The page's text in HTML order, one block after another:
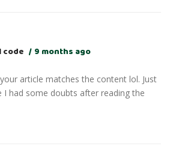
9 months ago
article matches the content lol. Just
I had some doubts after reading the